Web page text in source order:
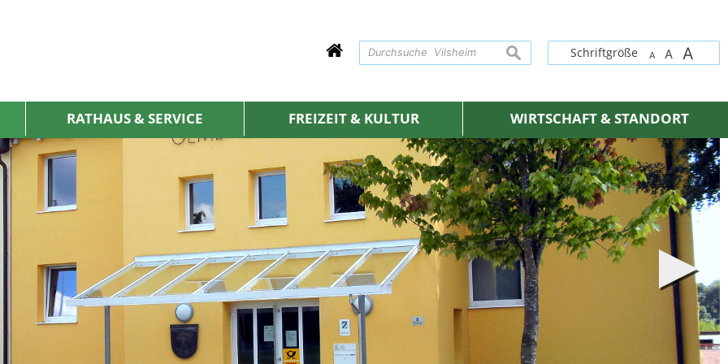
Schriftgröße A A A
suchen
RATHAUS & SERVICE FREIZEIT & KULTUR WIRTSCHAFT & STANDORT